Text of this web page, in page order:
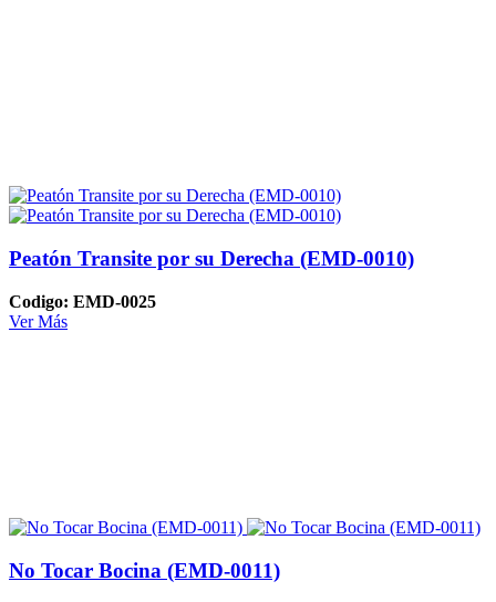
Peatón Transite por su Derecha (EMD-0010)
Codigo: EMD-0025
Ver Más
No Tocar Bocina (EMD-0011)